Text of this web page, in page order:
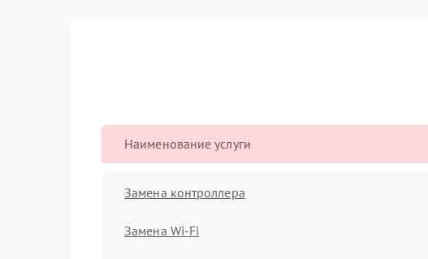
Наименование услуги
Замена контроллера
Замена Wi-Fi